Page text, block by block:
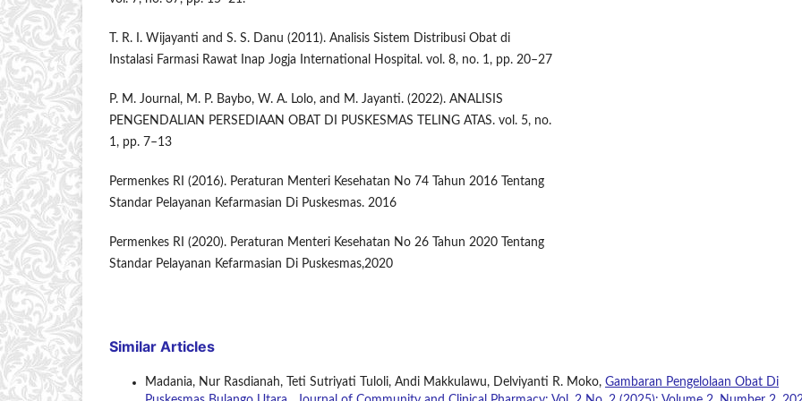
T. R. I. Wijayanti and S. S. Danu (2011). Analisis Sistem Distribusi Obat di
Instalasi Farmasi Rawat Inap Jogja International Hospital. vol. 8, no. 1, pp. 20–27
P. M. Journal, M. P. Baybo, W. A. Lolo, and M. Jayanti. (2022). ANALISIS
PENGENDALIAN PERSEDIAAN OBAT DI PUSKESMAS TELING ATAS. vol. 5, no.
1, pp. 7–13
Permenkes RI (2016). Peraturan Menteri Kesehatan No 74 Tahun 2016 Tentang
Standar Pelayanan Kefarmasian Di Puskesmas. 2016
Permenkes RI (2020). Peraturan Menteri Kesehatan No 26 Tahun 2020 Tentang
Standar Pelayanan Kefarmasian Di Puskesmas,2020
Similar Articles
Madania, Nur Rasdianah, Teti Sutriyati Tuloli, Andi Makkulawu, Delviyanti R. Moko, Gambaran Pengelolaan Obat Di